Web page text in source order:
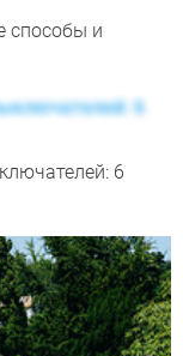
способы и
6